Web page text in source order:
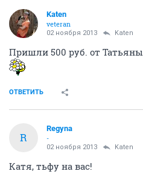
Katen
veteran
02 ноября 2013 Katen
Пришли 500 руб. от Татьяны
ОТВЕТИТЬ
R
Regyna
-
02 ноября 2013 Katen
Катя, тьфу на вас!